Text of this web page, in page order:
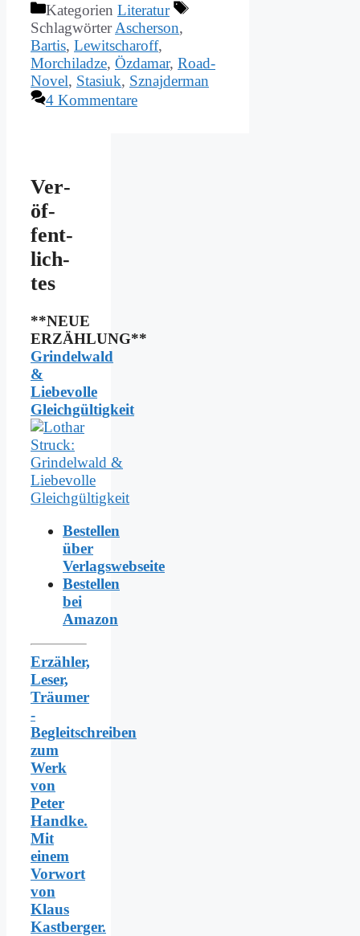
Kategorien Literatur
SchlagwörterAscherson,
Bartis, Lewitscharoff,
Morchiladze, Özdamar, Road-
Novel, Stasiuk, Sznajderman
4 Kommentare
Ver­
öf­
fent­
lich­
tes
**NEUE
ERZÄHLUNG**
Grindelwald
&
Liebevolle
Gleichgültigkeit
Bestellen
über
Verlagswebseite
Bestellen
bei
Amazon
Erzähler,
Leser,
Träumer
-
Begleitschreiben
zum
Werk
von
Peter
Handke.
Mit
einem
Vorwort
von
Klaus
Kastberger.